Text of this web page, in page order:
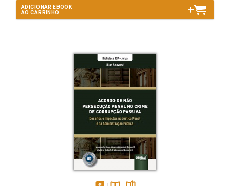
ADICIONAR EBOOK
AO CARRINHO